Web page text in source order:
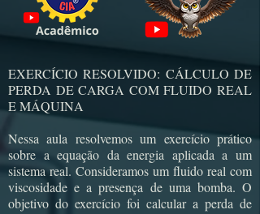
EXERCÍCIO RESOLVIDO: CÁLCULO DE
PERDA DE CARGA COM FLUIDO REAL
E MÁQUINA
Nessa aula resolvemos um exercício prático
sobre a equação da energia aplicada a um
sistema real. Consideramos um fluido real com
viscosidade e a presença de uma bomba. O
objetivo do exercício foi calcular a perda de